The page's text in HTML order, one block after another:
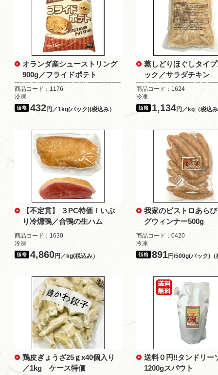
オランダ産シューストリング
900g／フライドポテト
商品コード：1176
冷凍
432円／1kg(パック)(税込み）
蒸しどりほぐしタイ
ック／サラダチキン
商品コード：1624
冷凍
1,134円／kg（税込
【不定貫】 ３PC特価！いぶ
り冷燻鴨／合鴨の生ハム
商品コード：1630
冷凍
4,860円／kg(税込み）
我家のビストロあら
グウィンナー500g
商品コード：0420
冷凍
891円/500g(パック)（
鶏皮ぎょうざ25ｇx40個入り
／1kg ケース特価
送料０円‼タンドリ
1200gスパウト